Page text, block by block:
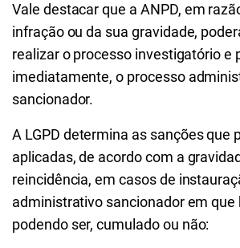
Vale destacar que a ANPD, em
infração ou da sua gravidade,
realizar o processo investigatório e
imediatamente, o processo
sancionador.
A LGPD determina as sanções que
aplicadas, de acordo com a
reincidência, em casos de
administrativo sancionador em que
podendo ser, cumulado ou não: